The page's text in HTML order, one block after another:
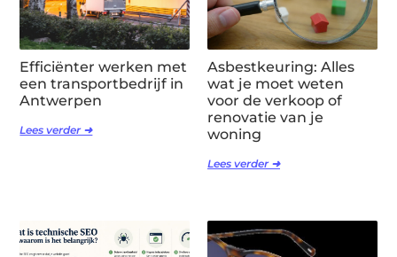
Efficiënter werken met
een transportbedrijf in
Antwerpen
Lees verder ➜
Asbestkeuring: Alles
wat je moet weten
voor de verkoop of
renovatie van je
woning
Lees verder ➜